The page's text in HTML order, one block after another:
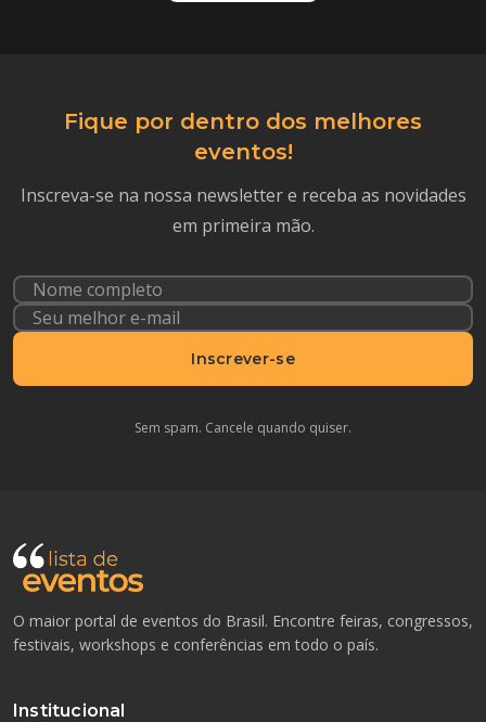
Fique por dentro dos melhores
eventos!
Inscreva-se na nossa newsletter e receba as novidades
em primeira mão.
Inscrever-se
Sem spam. Cancele quando quiser.
O maior portal de eventos do Brasil. Encontre feiras, congressos,
festivais, workshops e conferências em todo o país.
Institucional